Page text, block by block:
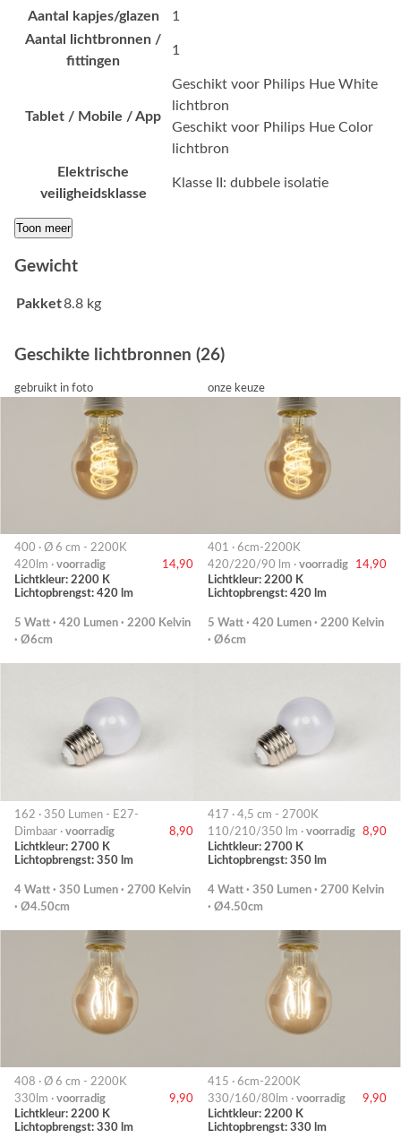
Aantal kapjes/glazen
1
Aantal lichtbronnen /
fittingen
1
Tablet / Mobile / App
Geschikt voor Philips Hue White
lichtbron
Geschikt voor Philips Hue Color
lichtbron
Elektrische
veiligheidsklasse
Klasse II: dubbele isolatie
Toon meer
Gewicht
Pakket8.8 kg
Geschikte lichtbronnen (26)
gebruikt in foto
400 · Ø 6 cm - 2200K
420lm · voorradig
14,90
Lichtkleur: 2200 K
Lichtopbrengst: 420 lm
5 Watt · 420 Lumen · 2200 Kelvin
· Ø6cm
onze keuze
401 · 6cm-2200K
420/220/90 lm · voorradig
14,90
Lichtkleur: 2200 K
Lichtopbrengst: 420 lm
5 Watt · 420 Lumen · 2200 Kelvin
· Ø6cm
162 · 350 Lumen - E27-
Dimbaar · voorradig
8,90
Lichtkleur: 2700 K
Lichtopbrengst: 350 lm
4 Watt · 350 Lumen · 2700 Kelvin
· Ø4.50cm
417 · 4,5 cm - 2700K
110/210/350 lm · voorradig
8,90
Lichtkleur: 2700 K
Lichtopbrengst: 350 lm
4 Watt · 350 Lumen · 2700 Kelvin
· Ø4.50cm
408 · Ø 6 cm - 2200K
330lm · voorradig
9,90
Lichtkleur: 2200 K
Lichtopbrengst: 330 lm
415 · 6cm-2200K
330/160/80lm · voorradig
9,90
Lichtkleur: 2200 K
Lichtopbrengst: 330 lm